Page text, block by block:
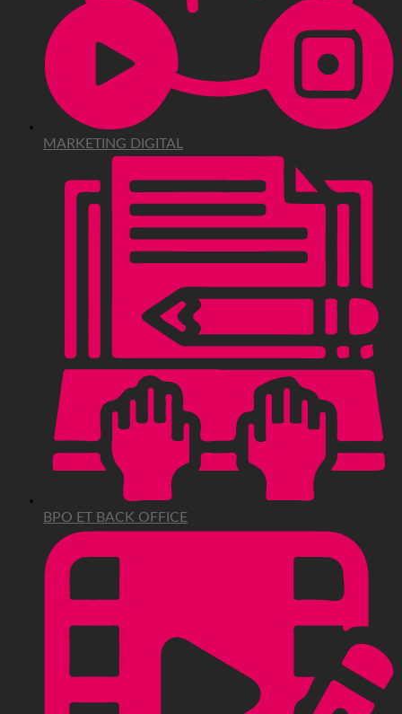
MARKETING DIGITAL
BPO ET BACK OFFICE